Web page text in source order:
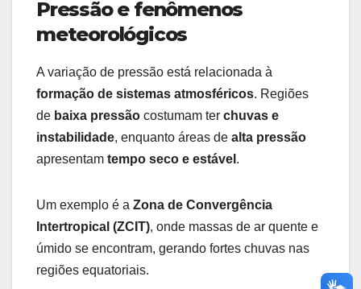
Pressão e fenômenos
meteorológicos
A variação de pressão está relacionada à
formação de sistemas atmosféricos. Regiões
de baixa pressão costumam ter chuvas e
instabilidade, enquanto áreas de alta pressão
apresentam tempo seco e estável .
Um exemplo é a Zona de Convergência
Intertropical (ZCIT), onde massas de ar quente e
úmido se encontram, gerando fortes chuvas nas
regiões equatoriais.